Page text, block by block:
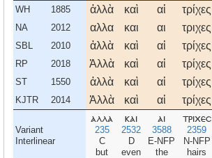
WH 1885 ἀλλὰ καὶ αἱ τρίχες
NA 2012 αλλα και αι τριχες
SBL 2010 ἀλλὰ καὶ αἱ τρίχες
RP 2018 Ἀλλὰ καὶ αἱ τρίχες
ST 1550 ἀλλὰ καὶ αἱ τρίχες
KJTR 2014 Ἀλλὰ καὶ αἱ τρίχες
Variant
Interlinear
αλλα
235
C
but
και
2532
D
even
αι
3588
E-NFP
the
τριχεσ
2359
N-NFP
hairs